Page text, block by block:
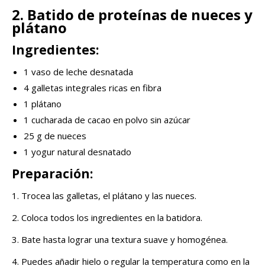
2. Batido de proteínas de nueces y
plátano
Ingredientes:
1 vaso de leche desnatada
4 galletas integrales ricas en fibra
1 plátano
1 cucharada de cacao en polvo sin azúcar
25 g de nueces
1 yogur natural desnatado
Preparación:
1. Trocea las galletas, el plátano y las nueces.
2. Coloca todos los ingredientes en la batidora.
3. Bate hasta lograr una textura suave y homogénea.
4. Puedes añadir hielo o regular la temperatura como en la